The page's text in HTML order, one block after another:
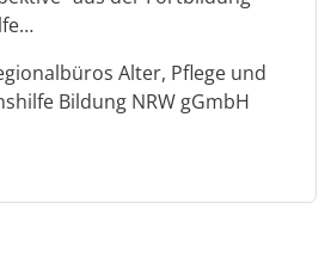
Alter, Pflege und
Bildung NRW gGmbH